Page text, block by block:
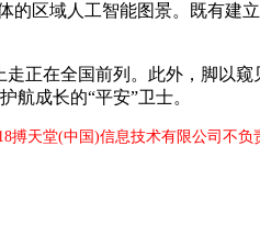
区域人工智能图景。既有建
正在全国前列。此外，脚以窥
成长的“平安”卫士。
天堂(中国)信息技术有限公司不负